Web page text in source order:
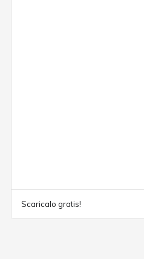
Scaricalo gratis!